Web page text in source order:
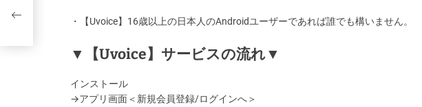
・【Uvoice】16歳以上の日本人のAndroidユーザーであれば誰でも構いません。
▼【Uvoice】サービスの流れ▼
インストール
→アプリ画面＜新規会員登録/ログインへ＞